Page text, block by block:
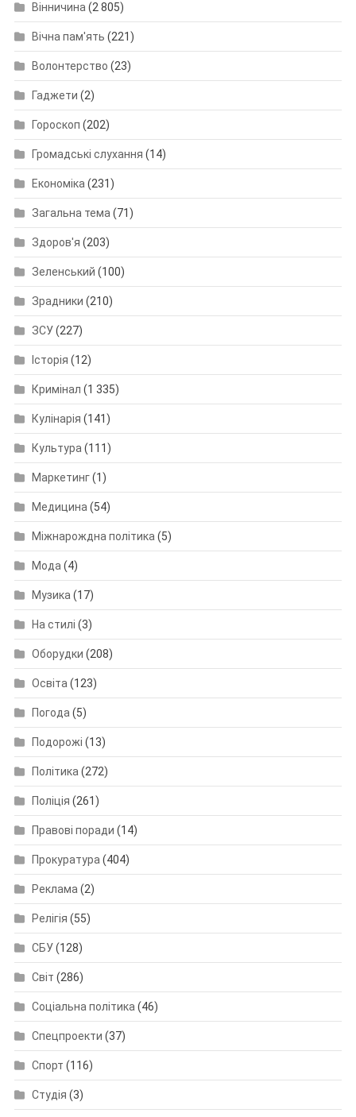
Вінничина (2 805)
Вічна пам'ять (221)
Волонтерство (23)
Гаджети (2)
Гороскоп (202)
Громадські слухання (14)
Економіка (231)
Загальна тема (71)
Здоров'я (203)
Зеленський (100)
Зрадники (210)
ЗСУ(227)
Історія (12)
Кримінал (1 335)
Кулінарія (141)
Культура (111)
Маркетинг(1)
Медицина (54)
Міжнарождна політика (5)
Мода (4)
Музика (17)
На стилі (3)
Оборудки (208)
Освіта (123)
Погода (5)
Подорожі (13)
Політика (272)
Поліція (261)
Правові поради (14)
Прокуратура (404)
Реклама (2)
Релігія (55)
СБУ(128)
Світ (286)
Соціальна політика (46)
Спецпроекти (37)
Спорт (116)
Студія (3)